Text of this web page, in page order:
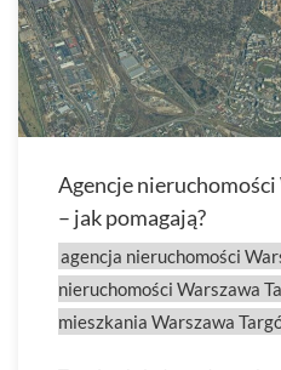
Agencje
– jak pomagają?
agencja nieruchomości
nieruchomości Warszawa
mieszkania Warszawa